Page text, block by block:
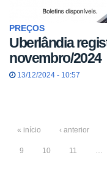
PREÇOS
Uberlândia
novembro/2024
13/12/2024 - 10:57
« início ‹ anterior
9 10 11 …